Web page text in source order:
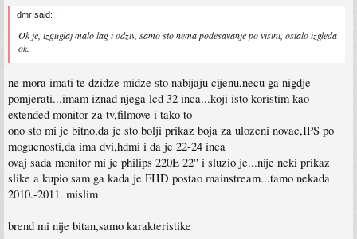
dmr said: ↑
Ok je, izguglaj malo lag i odziv, samo sto nema podesavanje po visini, ostalo izgleda
ok.
ne mora imati te dzidze midze sto nabijaju cijenu,necu ga nigdje
pomjerati...imam iznad njega lcd 32 inca...koji isto koristim kao
extended monitor za tv,filmove i tako to
ono sto mi je bitno,da je sto bolji prikaz boja za ulozeni novac,IPS po
mogucnosti,da ima dvi,hdmi i da je 22-24 inca
ovaj sada monitor mi je philips 220E 22'' i sluzio je...nije neki prikaz
slike a kupio sam ga kada je FHD postao mainstream...tamo nekada
2010.-2011. mislim
brend mi nije bitan,samo karakteristike